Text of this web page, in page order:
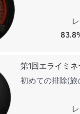
第1回エライミ
初めての排除(旅